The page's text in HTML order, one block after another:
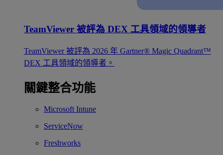
TeamViewer 被評為 DEX 工具領域的領導者
TeamViewer 被評為 2026 年 Gartner® Magic Quadrant™
DEX 工具領域的領導者。
關鍵整合功能
Microsoft Intune
ServiceNow
Freshworks